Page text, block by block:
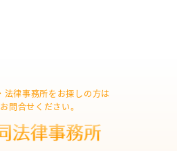
法律事務所をお探しの方は
問合せください。